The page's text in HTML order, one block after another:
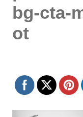
bg-cta-
ot